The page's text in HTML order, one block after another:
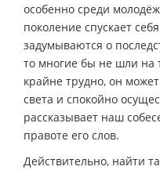
особенно среди
поколение спускает
задумываются о
то многие бы не шли на
крайне трудно, он
света и спокойно
рассказывает наш
правоте его слов.
Действительно, найти